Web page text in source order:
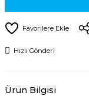
Hızlı Gönderi
Ürün Bilgisi